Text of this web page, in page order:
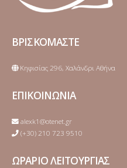
ΒΡΙΣΚΟΜΑΣΤΕ
Κηφισίας 296, Χαλάνδρι Αθήνα
ΕΠΙΚΟΙΝΩΝΙΑ
alexk1@otenet.gr
(+30) 210 723 9510
ΩΡΑΡΙΟ ΛΕΙΤΟΥΡΓΙΑΣ